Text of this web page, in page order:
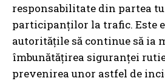
responsabilitate din partea
participanților la trafic. Este
autoritățile să continue să ia
îmbunătățirea siguranței
prevenirea unor astfel de